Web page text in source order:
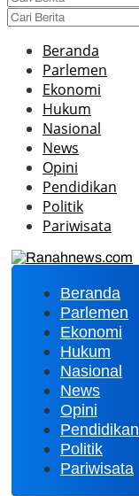
Beranda
Parlemen
Ekonomi
Hukum
Nasional
News
Opini
Pendidikan
Politik
Pariwisata
Beranda
Parlemen
Ekonomi
Hukum
Nasional
News
Opini
Pendidikan
Politik
Pariwisata